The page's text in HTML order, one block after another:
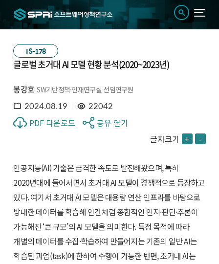
IS-178
글로벌 초거대 AI 모델 현황 분석(2020~2023년)
봉강호 SW기반정책·인재연구실 선임연구원
2024.08.19 22042
PDF 다운로드
공유 열기
글자크기 + -
인공지능(AI) 기술은 급격한 속도로 발전해왔으며, 특히
2020년대에 들어서면서 초거대 AI 모델이 경쟁적으로 등장하고
있다. 여기서 초거대 AI 모델은 대용량 연산 인프라를 바탕으로
방대한 데이터를 학습해 인간처럼 종합적인 인지·판단·추론이
가능해진 ‘큰 규모’의 AI 모델을 의미한다. 특정 목적에 따라
개별의 데이터를 수집·학습하여 만들어지는 기존의 일반 AI는
학습된 과업(task)에 한하여 수행이 가능한 반면, 초거대 AI는